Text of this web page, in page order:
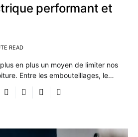
performant et
READ
en plus un moyen de limiter nos
Entre les embouteillages, le…